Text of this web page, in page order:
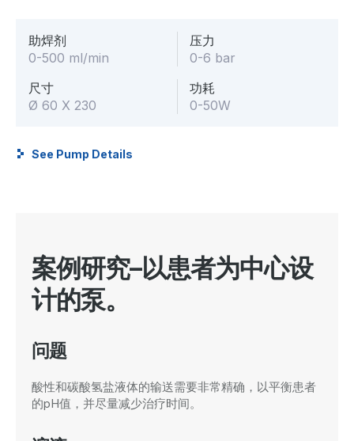
助焊剂
0-500 ml/min
压力
0-6 bar
尺寸
Ø 60 X 230
功耗
0-50W
See Pump Details
案例研究–以患者为中心设
计的泵。
问题
酸性和碳酸氢盐液体的输送需要非常精确，以平衡患者
的pH值，并尽量减少治疗时间。